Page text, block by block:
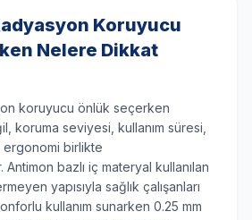
Koruyucu
Nelere Dikkat
koruyucu önlük seçerken
koruma seviyesi, kullanım süresi,
ergonomi birlikte
bazlı iç materyal kullanılan
yapısıyla sağlık çalışanları
kullanım sunarken 0.25 mm